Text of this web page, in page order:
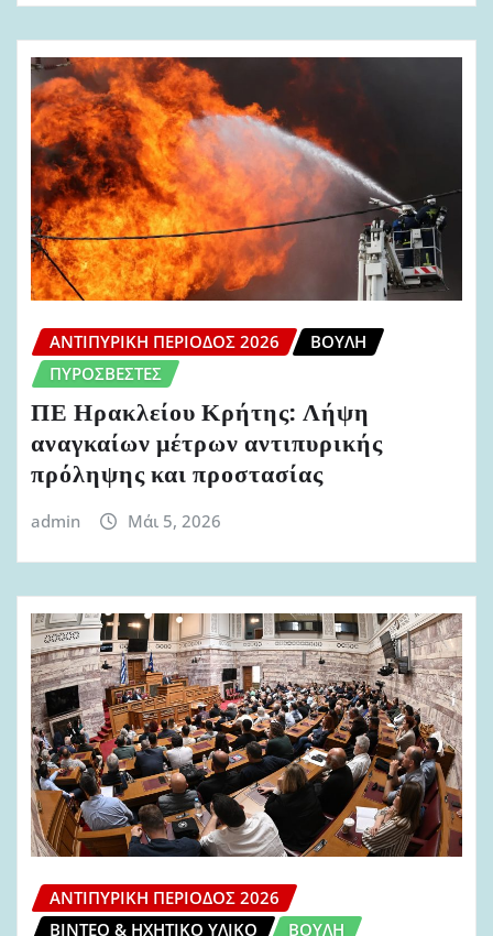
ΑΝΤΙΠΥΡΙΚΉ ΠΕΡΊΟΔΟΣ 2026
ΒΟΥΛΉ
ΠΥΡΟΣΒΈΣΤΕΣ
ΠΕ Ηρακλείου Κρήτης: Λήψη
αναγκαίων μέτρων αντιπυρικής
πρόληψης και προστασίας
admin Μάι 5, 2026
ΑΝΤΙΠΥΡΙΚΉ ΠΕΡΊΟΔΟΣ 2026
ΒΊΝΤΕΟ & ΗΧΗΤΙΚΌ ΥΛΙΚΌ
ΒΟΥΛΉ